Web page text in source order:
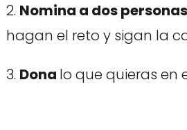
2. Nomina a dos personas
hagan el reto y sigan la
3. Dona lo que quieras en